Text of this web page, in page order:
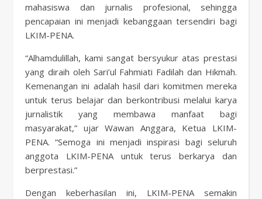
mahasiswa dan jurnalis profesional, sehingga
pencapaian ini menjadi kebanggaan tersendiri bagi
LKIM-PENA.
“Alhamdulillah, kami sangat bersyukur atas prestasi
yang diraih oleh Sari’ul Fahmiati Fadilah dan Hikmah.
Kemenangan ini adalah hasil dari komitmen mereka
untuk terus belajar dan berkontribusi melalui karya
jurnalistik yang membawa manfaat bagi
masyarakat,” ujar Wawan Anggara, Ketua LKIM-
PENA. “Semoga ini menjadi inspirasi bagi seluruh
anggota LKIM-PENA untuk terus berkarya dan
berprestasi.”
Dengan keberhasilan ini, LKIM-PENA semakin